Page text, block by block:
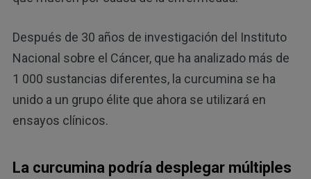
Después de 30 años de investigación del Instituto
Nacional sobre el Cáncer, que ha analizado más de
1 000 sustancias diferentes, la curcumina se ha
unido a un grupo élite que ahora se utilizará en
ensayos clínicos.
La curcumina podría desplegar múltiples